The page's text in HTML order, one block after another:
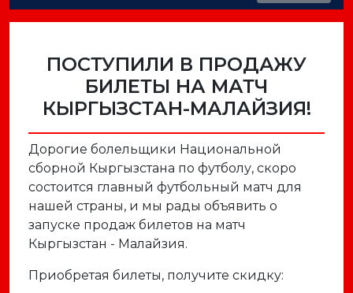
ПОСТУПИЛИ В ПРОДАЖУ
БИЛЕТЫ НА МАТЧ
КЫРГЫЗСТАН-МАЛАЙЗИЯ!
Дорогие болельщики Национальной
сборной Кыргызстана по футболу, скоро
состоится главный футбольный матч для
нашей страны, и мы рады объявить о
запуске продаж билетов на матч
Кыргызстан - Малайзия.
Приобретая билеты, получите скидку: